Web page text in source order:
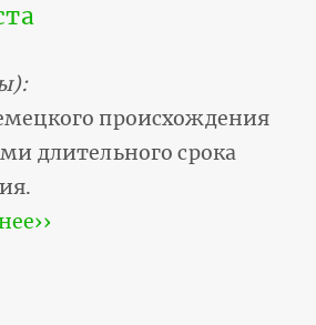
происхождения
длительного срока